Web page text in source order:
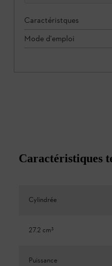
Caractéristques
Mode d'emploi
Caractéristiques
Cylindrée
27.2 cm³
Puissance